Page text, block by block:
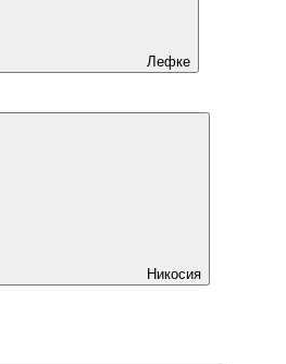
Лефке
Никосия